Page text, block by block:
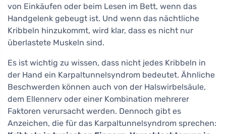
von Einkäufen oder beim Lesen im Bett, wenn das
Handgelenk gebeugt ist. Und wenn das nächtliche
Kribbeln hinzukommt, wird klar, dass es nicht nur
überlastete Muskeln sind.
Es ist wichtig zu wissen, dass nicht jedes Kribbeln in
der Hand ein Karpaltunnelsyndrom bedeutet. Ähnliche
Beschwerden können auch von der Halswirbelsäule,
dem Ellennerv oder einer Kombination mehrerer
Faktoren verursacht werden. Dennoch gibt es
Anzeichen, die für das Karpaltunnelsyndrom sprechen: